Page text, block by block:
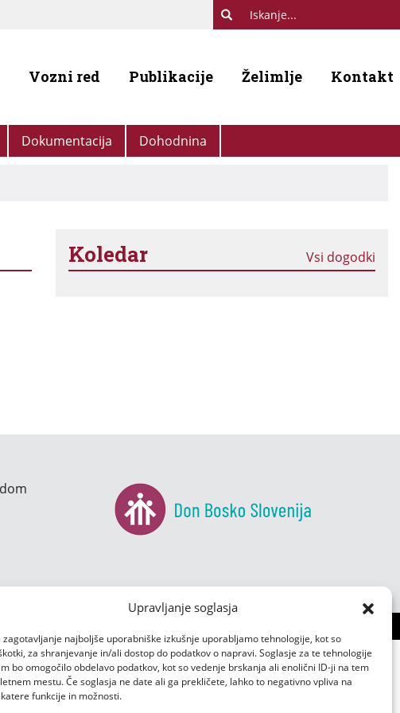
Upravljanje soglasja
zagotavljanje najboljše uporabniške izkušnje uporabljamo tehnologije, kot so
za shranjevanje in/ali dostop do podatkov o napravi. Soglasje za te tehnologije
bo omogočilo obdelavo podatkov, kot so vedenje brskanja ali enolični ID-ji na tem
mestu. Če soglasja ne date ali ga prekličete, lahko to negativno vpliva na
funkcije in možnosti.
Vozni red Publikacije Želimlje Kontakt
Dokumentacija Dohodnina
Koledar Vsi dogodki